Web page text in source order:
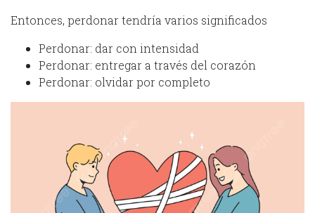
Entonces, perdonar tendría varios significados
Perdonar: dar con intensidad
Perdonar: entregar a través del corazón
Perdonar: olvidar por completo